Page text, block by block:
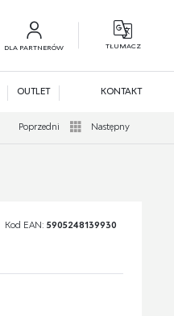
DLA PARTNERÓW TŁUMACZ
OUTLET KONTAKT
Poprzedni Następny
Kod EAN: 5905248139930